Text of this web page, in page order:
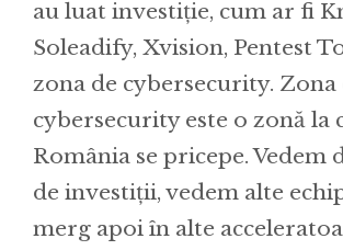
au luat investiție, cum ar fi
Soleadify, Xvision, Pentest
zona de cybersecurity. Zona
cybersecurity este o zonă la
România se pricepe. Vedem
de investiții, vedem alte
merg apoi în alte